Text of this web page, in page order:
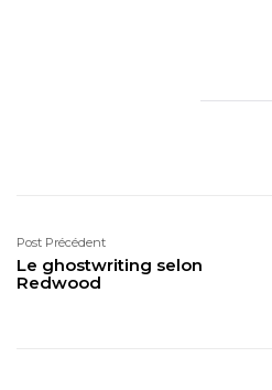
Post Précédent
Le ghostwriting selon
Redwood